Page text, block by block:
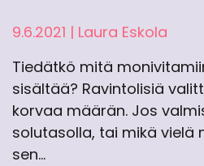
9.6.2021 | Laura Eskola
Tiedätkö mitä
sisältää? Ravintolisiä
korvaa määrän. Jos
solutasolla, tai mikä vielä
sen…